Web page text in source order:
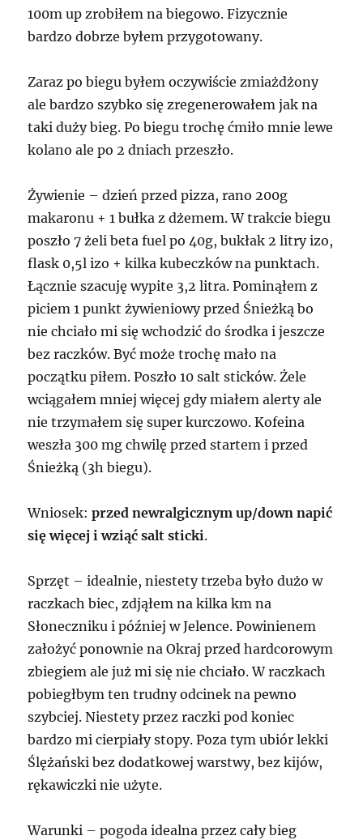
100m up zrobiłem na biegowo. Fizycznie
bardzo dobrze byłem przygotowany.
Zaraz po biegu byłem oczywiście zmiażdżony
ale bardzo szybko się zregenerowałem jak na
taki duży bieg. Po biegu trochę ćmiło mnie lewe
kolano ale po 2 dniach przeszło.
Żywienie – dzień przed pizza, rano 200g
makaronu + 1 bułka z dżemem. W trakcie biegu
poszło 7 żeli beta fuel po 40g, bukłak 2 litry izo,
flask 0,5l izo + kilka kubeczków na punktach.
Łącznie szacuję wypite 3,2 litra. Pominąłem z
piciem 1 punkt żywieniowy przed Śnieżką bo
nie chciało mi się wchodzić do środka i jeszcze
bez raczków. Być może trochę mało na
początku piłem. Poszło 10 salt sticków. Żele
wciągałem mniej więcej gdy miałem alerty ale
nie trzymałem się super kurczowo. Kofeina
weszła 300 mg chwilę przed startem i przed
Śnieżką (3h biegu).
Wniosek:przed newralgicznym up/down napić
się więcej i wziąć salt sticki.
Sprzęt – idealnie, niestety trzeba było dużo w
raczkach biec, zdjąłem na kilka km na
Słoneczniku i później w Jelence. Powinienem
założyć ponownie na Okraj przed hardcorowym
zbiegiem ale już mi się nie chciało. W raczkach
pobiegłbym ten trudny odcinek na pewno
szybciej. Niestety przez raczki pod koniec
bardzo mi cierpiały stopy. Poza tym ubiór lekki
Ślężański bez dodatkowej warstwy, bez kijów,
rękawiczki nie użyte.
Warunki – pogoda idealna przez cały bieg